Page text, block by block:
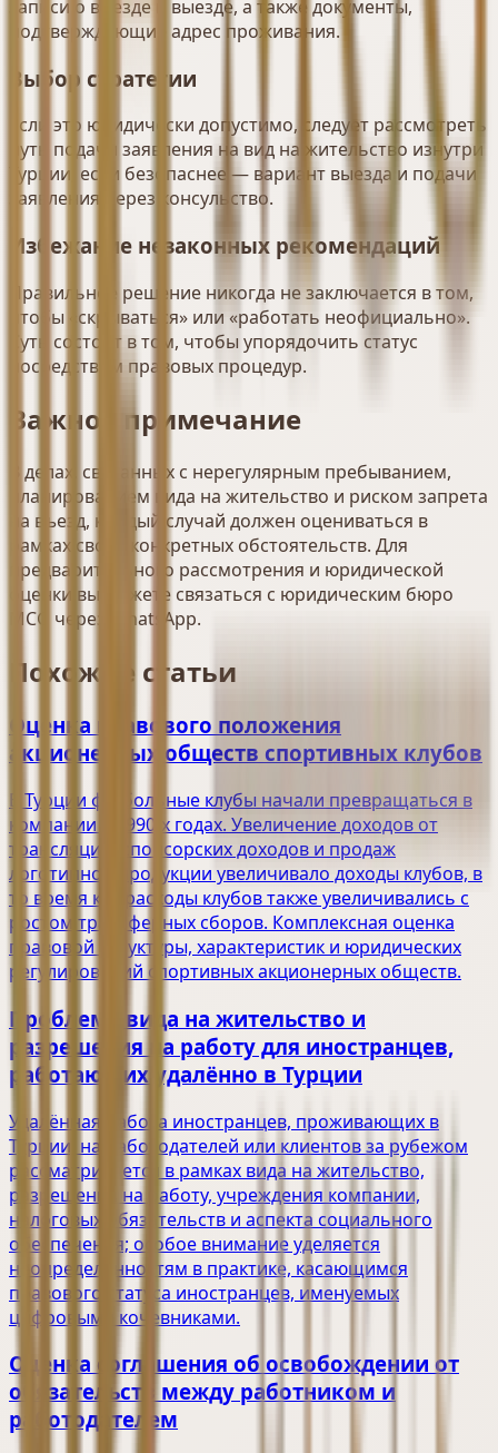
записи о въезде и выезде, а также документы,
подтверждающие адрес проживания.
Выбор стратегии
Если это юридически допустимо, следует рассмотреть
путь подачи заявления на вид на жительство изнутри
Турции; если безопаснее — вариант выезда и подачи
заявления через консульство.
Избежание незаконных рекомендаций
Правильное решение никогда не заключается в том,
чтобы «скрываться» или «работать неофициально».
Суть состоит в том, чтобы упорядочить статус
посредством правовых процедур.
Важное примечание
В делах, связанных с нерегулярным пребыванием,
планированием вида на жительство и риском запрета
на въезд, каждый случай должен оцениваться в
рамках своих конкретных обстоятельств. Для
предварительного рассмотрения и юридической
оценки вы можете связаться с юридическим бюро
MCG через WhatsApp.
Похожие статьи
Оценка правового положения
акционерных обществ спортивных клубов
В Турции футбольные клубы начали превращаться в
компании в 1990-х годах. Увеличение доходов от
трансляций, спонсорских доходов и продаж
логотипной продукции увеличивало доходы клубов, в
то время как расходы клубов также увеличивались с
ростом трансферных сборов. Комплексная оценка
правовой структуры, характеристик и юридических
регулирований спортивных акционерных обществ.
Проблема вида на жительство и
разрешения на работу для иностранцев,
работающих удалённо в Турции
Удалённая работа иностранцев, проживающих в
Турции, на работодателей или клиентов за рубежом
рассматривается в рамках вида на жительство,
разрешения на работу, учреждения компании,
налоговых обязательств и аспекта социального
обеспечения; особое внимание уделяется
неопределённостям в практике, касающимся
правового статуса иностранцев, именуемых
цифровыми кочевниками.
Оценка соглашения об освобождении от
обязательств между работником и
работодателем